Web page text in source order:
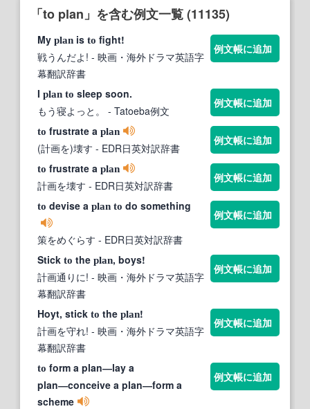
「to plan」を含む例文一覧 (11135)
My plan is to fight!
戦うんだよ! - 映画・海外ドラマ英語字
幕翻訳辞書
例文帳に追加
I plan to sleep soon.
もう寝よっと。
- Tatoeba例文
例文帳に追加
to frustrate a plan
(計画を)壊す - EDR日英対訳辞書
例文帳に追加
to frustrate a plan
計画を壊す - EDR日英対訳辞書
例文帳に追加
to devise a plan to do something
策をめぐらす - EDR日英対訳辞書
例文帳に追加
Stick to the plan, boys!
計画通りに! - 映画・海外ドラマ英語字
幕翻訳辞書
例文帳に追加
Hoyt, stick to the plan!
計画を守れ! - 映画・海外ドラマ英語字
幕翻訳辞書
例文帳に追加
to form a plan―lay a
plan―conceive a plan―form a
scheme
例文帳に追加